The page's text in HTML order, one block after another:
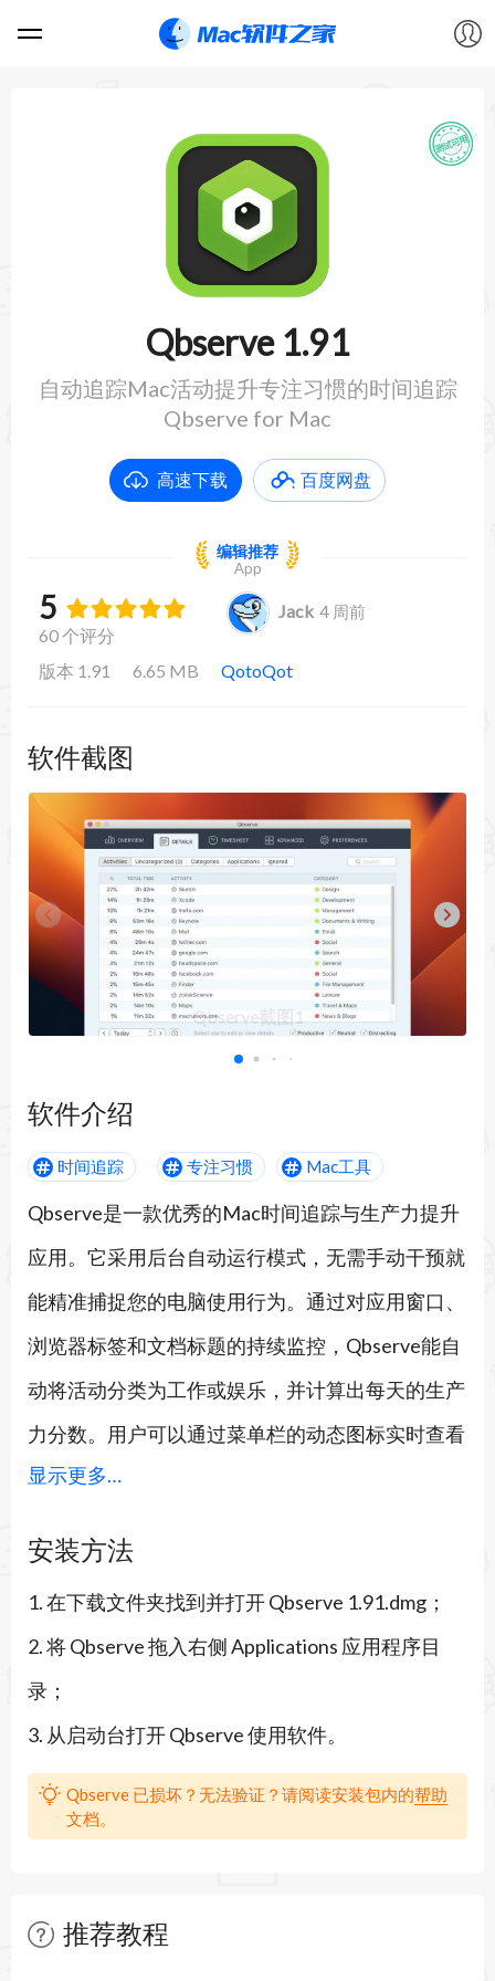
Qbserve 1.91
自动追踪Mac活动提升专注习惯的时间追踪
Qbserve for Mac
高速下载 百度网盘
编辑推荐
App
5
60 个评分
Jack 4 周前
版本 1.91 6.65 MB QotoQot
软件截图
Qbserve截图1
软件介绍
时间追踪 专注习惯 Mac工具
Qbserve是一款优秀的Mac时间追踪与生产力提升
应用。它采用后台自动运行模式，无需手动干预就
能精准捕捉您的电脑使用行为。通过对应用窗口、
浏览器标签和文档标题的持续监控，Qbserve能自
动将活动分类为工作或娱乐，并计算出每天的生产
力分数。用户可以通过菜单栏的动态图标实时查看
自己的专注状态，颜色变化直观提醒您是否偏离了
减少社交媒体和娱乐网站分心的上班族和远程工作
者。此外，它还支持自定义项目规则，让特定文档
或网址自动归类到对应项目中，大大简化了工时统
计流程。所有数据仅保存在本地Mac上，确保隐私
安全，同时提供灵活的报告和导出选项，满足不同
用户对时间管理的需求。
主要功能
录应用、网站和文档使用时长，无需手动启动或停
显示更多…
安装方法
1. 在下载文件夹找到并打开 Qbserve 1.91.dmg；
2. 将 Qbserve 拖入右侧 Applications 应用程序目
录；
3. 从启动台打开 Qbserve 使用软件。
Qbserve 已损坏？无法验证？请阅读安装包内的帮助
文档。
推荐教程